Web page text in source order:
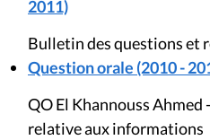
2011)
Bulletin des questions et
Question orale (2010 -
QO El Khannouss
relative aux informations